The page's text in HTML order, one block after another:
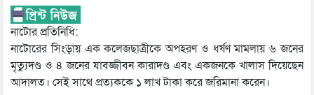
নাটোর প্রতিনিধি:
নাটোরের সিংড়ায় এক কলেজছাত্রীকে অপহরণ ও ধর্ষণ মামলায় ৬ জনের
মৃত্যুদণ্ড ও ৪ জনের যাবজ্জীবন কারাদণ্ড এবং একজনকে খালাস দিয়েছেন
আদালত। সেই সাথে প্রত্যককে ১ লাখ টাকা করে জরিমানা করেন।